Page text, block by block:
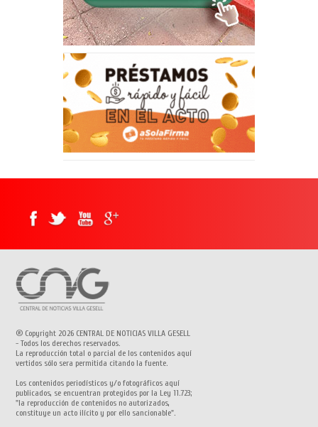
® Copyright 2026 CENTRAL DE NOTICIAS VILLA GESELL
- Todos los derechos reservados.
La reproducción total o parcial de los contenidos aquí
vertidos sólo sera permitida citando la fuente.
Los contenidos periodísticos y/o fotográficos aquí
publicados, se encuentran protegidos por la Ley 11.723;
"la reproducción de contenidos no autorizados,
constituye un acto ilícito y por ello sancionable".